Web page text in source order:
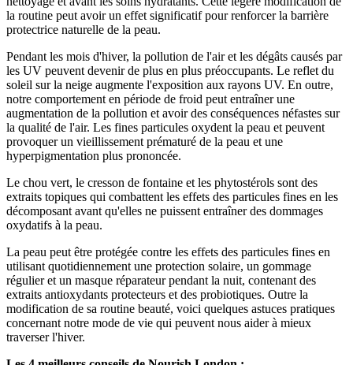
la routine peut avoir un effet significatif pour renforcer la barrière
protectrice naturelle de la peau.
Pendant les mois d'hiver, la pollution de l'air et les dégâts causés par
les UV peuvent devenir de plus en plus préoccupants. Le reflet du
soleil sur la neige augmente l'exposition aux rayons UV. En outre,
notre comportement en période de froid peut entraîner une
augmentation de la pollution et avoir des conséquences néfastes sur
la qualité de l'air. Les fines particules oxydent la peau et peuvent
provoquer un vieillissement prématuré de la peau et une
hyperpigmentation plus prononcée.
Le chou vert, le cresson de fontaine et les phytostérols sont des
extraits topiques qui combattent les effets des particules fines en les
décomposant avant qu'elles ne puissent entraîner des dommages
oxydatifs à la peau.
La peau peut être protégée contre les effets des particules fines en
utilisant quotidiennement une protection solaire, un gommage
régulier et un masque réparateur pendant la nuit, contenant des
extraits antioxydants protecteurs et des probiotiques. Outre la
modification de sa routine beauté, voici quelques astuces pratiques
concernant notre mode de vie qui peuvent nous aider à mieux
traverser l'hiver.